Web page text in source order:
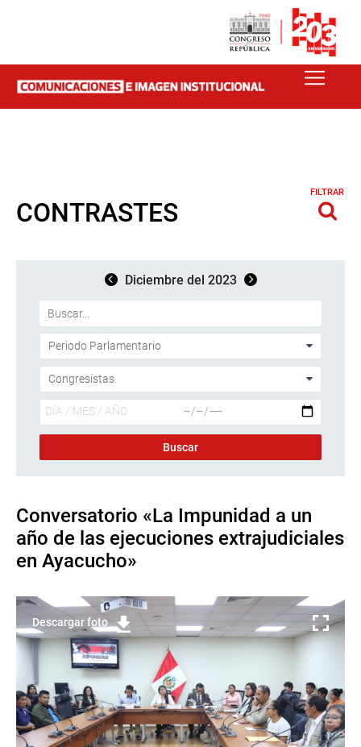
CONTRASTES
FILTRAR
Diciembre del 2023
Conversatorio «La Impunidad a un
año de las ejecuciones extrajudiciales
en Ayacucho»
Descargar foto